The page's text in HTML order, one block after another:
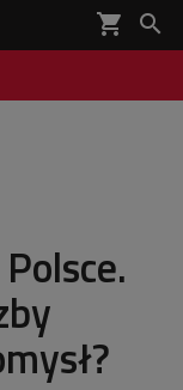
shopping_cart 
